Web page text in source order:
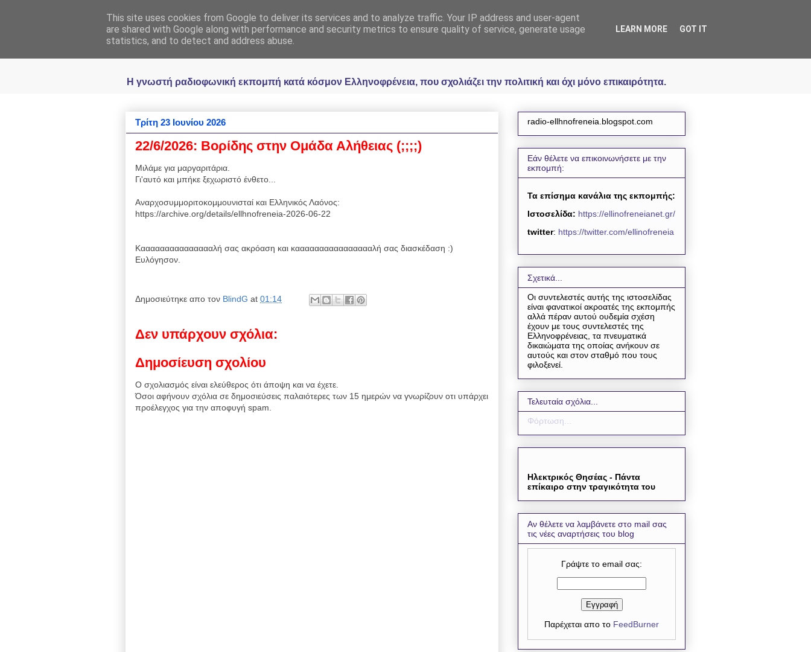
Ραδιοφωνική Ελληνοφρένεια Unofficial
Η γνωστή ραδιοφωνική εκπομπή κατά κόσμον Ελληνοφρένεια, που σχολιάζει την πολιτική και όχι μόνο επικαιρότητα.
Τρίτη 23 Ιουνίου 2026
22/6/2026: Βορίδης στην Ομάδα Αλήθειας (;;;;)
Μιλάμε για μαργαριτάρια.
Γι'αυτό και μπήκε ξεχωριστό ένθετο...
Αναρχοσυμμοριτοκομμουνισταί και Ελληνικός Λαόνος:
https://archive.org/details/ellhnofreneia-2026-06-22
Καααααααααααααααλή σας ακρόαση και κααααααααααααααααλή σας διασκέδαση :)
Ευλόγησον.
Δημοσιεύτηκε απο τον BlindG at 01:14
Δεν υπάρχουν σχόλια:
Δημοσίευση σχολίου
Ο σχολιασμός είναι ελεύθερος ότι άποψη και να έχετε.
Όσοι αφήνουν σχόλια σε δημοσιεύσεις παλαιότερες των 15 ημερών να γνωρίζουν οτι υπάρχει
προέλεγχος για την αποφυγή spam.
radio-ellhnofreneia.blogspot.com
Εάν θέλετε να επικοινωνήσετε με την
εκπομπή:
Τα επίσημα κανάλια της εκπομπής:
Ιστοσελίδα: https://ellinofreneianet.gr/
twitter: https://twitter.com/ellinofreneia
Σχετικά...
Οι συντελεστές αυτής της ιστοσελίδας
είναι φανατικοί ακροατές της εκπομπής
αλλά πέραν αυτού ουδεμία σχέση
έχουν με τους συντελεστές της
Ελληνοφρένειας, τα πνευματικά
δικαιώματα της οποίας ανήκουν σε
αυτούς και στον σταθμό που τους
φιλοξενεί.
Τελευταία σχόλια...
Φόρτωση...
Ηλεκτρικός Θησέας - Πάντα
επίκαιρο στην τραγικότητα του
Αν θέλετε να λαμβάνετε στο mail σας
τις νέες αναρτήσεις του blog
Γράψτε το email σας:
Παρέχεται απο το FeedBurner
This site uses cookies from Google to deliver its services and to analyze traffic. Your IP address and user-agent
are shared with Google along with performance and security metrics to ensure quality of service, generate usage
statistics, and to detect and address abuse.
LEARN MORE GOT IT